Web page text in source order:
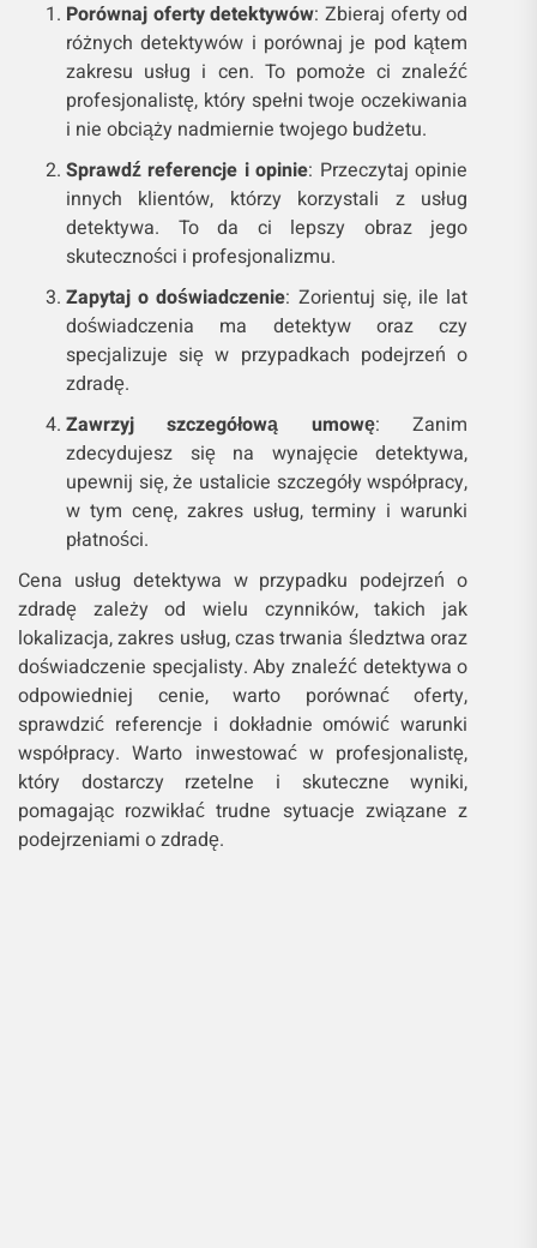
Porównaj oferty detektywów: Zbieraj oferty od
różnych detektywów i porównaj je pod kątem
zakresu usług i cen. To pomoże ci znaleźć
profesjonalistę, który spełni twoje oczekiwania
i nie obciąży nadmiernie twojego budżetu.
Sprawdź referencje i opinie: Przeczytaj opinie
innych klientów, którzy korzystali z usług
detektywa. To da ci lepszy obraz jego
skuteczności i profesjonalizmu.
Zapytaj o doświadczenie: Zorientuj się, ile lat
doświadczenia ma detektyw oraz czy
specjalizuje się w przypadkach podejrzeń o
zdradę.
Zawrzyj szczegółową umowę: Zanim
zdecydujesz się na wynajęcie detektywa,
upewnij się, że ustalicie szczegóły współpracy,
w tym cenę, zakres usług, terminy i warunki
płatności.
Cena usług detektywa w przypadku podejrzeń o
zdradę zależy od wielu czynników, takich jak
lokalizacja, zakres usług, czas trwania śledztwa oraz
doświadczenie specjalisty. Aby znaleźć detektywa o
odpowiedniej cenie, warto porównać oferty,
sprawdzić referencje i dokładnie omówić warunki
współpracy. Warto inwestować w profesjonalistę,
który dostarczy rzetelne i skuteczne wyniki,
pomagając rozwikłać trudne sytuacje związane z
podejrzeniami o zdradę.